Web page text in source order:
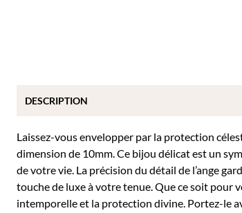
Laissez-vous envelopper par la protection
dimension de 10mm. Ce bijou délicat est un
de votre vie. La précision du détail de l’ange
touche de luxe à votre tenue. Que ce soit pour
intemporelle et la protection divine. Portez-le
DESCRIPTION